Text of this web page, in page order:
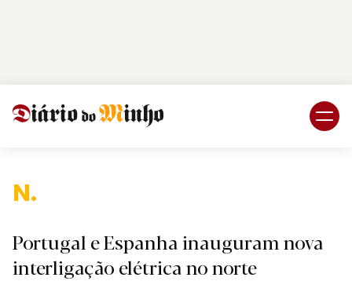
Nacio
Portugal e Espanha inauguram nova
interligação elétrica no norte